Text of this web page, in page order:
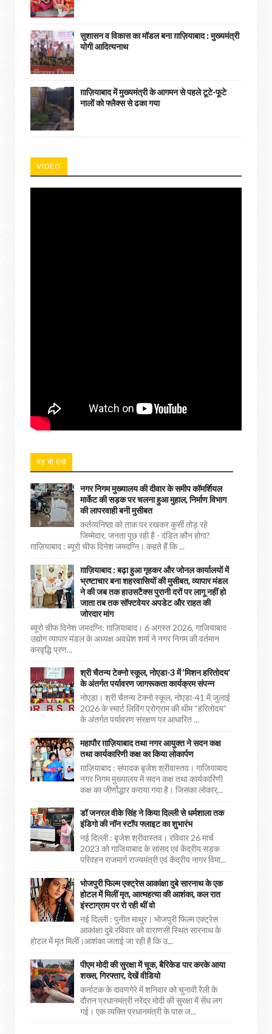
सुशासन व विकास का मॉडल बना ग़ाज़ियाबाद : ​मुख्यमंत्री
योगी आदित्यनाथ
ग़ाज़ियाबाद में मुख्यमंत्री के आगमन से पहले टूटे-फूटे
नालों को फ्लैक्स से ढका गया
VIDEO
यह भी देखें
नगर निगम मुख्यालय की दीवार के समीप कॉमर्शियल
मार्केट की सड़क पर चलना हुआ मुहाल, निर्माण विभाग
की लापरवाही बनी मुसीबत
कर्तव्यनिष्ठा को ताक पर रखकर कुर्सी तोड़ रहे
जिम्मेदार, जनता पूछ रही है - दंडित कौन होगा?
ग़ाज़ियाबाद : ब्यूरो चीफ दिनेश जमदग्नि। कहते हैं कि ...
ग़ाज़ियाबाद : बढ़ा हुआ गृहकर और जोनल कार्यालयों में
भ्रष्टाचार बना शहरवासियों की मुसीबत, व्यापार मंडल
ने की जब तक हाउसटैक्स पुरानी दरों पर लागू नहीं हो
जाता तब तक सॉफ्टवेयर अपडेट और राहत की
जोरदार मांग
ब्यूरो चीफ दिनेश जमदग्नि: ग़ाज़ियाबाद। 6 अगस्त 2026, गाजियाबाद
उद्योग व्यापार मंडल के अध्यक्ष अवधेश शर्मा ने नगर निगम की वर्तमान
करवृद्धि प्रण...
श्री चैतन्य टेक्नो स्कूल, नोएडा-3 में ‘मिशन हरितोदय’
के अंतर्गत पर्यावरण जागरूकता कार्यक्रम संपन्न
नोएडा। श्री चैतन्य टेक्नो स्कूल, नोएडा-41 में जुलाई
2026 के स्मार्ट लिविंग प्रोग्राम की थीम “हरितोदय”
के अंतर्गत पर्यावरण संरक्षण पर आधारित ...
महापौर ग़ाज़ियाबाद तथा नगर आयुक्त ने सदन कक्ष
तथा कार्यकारिणी कक्ष का किया लोकार्पण
ग़ाज़ियाबाद : संपादक बृजेश श्रीवास्तव। गाजियाबाद
नगर निगम मुख्यालय में सदन कक्ष तथा कार्यकारिणी
कक्ष का जीर्णोद्धार कराया गया है। जिसका लोकार्...
डॉ जनरल वीके सिंह ने किया दिल्ली से धर्मशाला तक
इंडिगो की नॉन स्टॉप फ्लाइट का शुभारंभ
नई दिल्ली : बृजेश श्रीवास्तव। रविवार 26 मार्च
2023 को गाजियाबाद के सांसद एवं केंद्रीय सड़क
परिवहन राजमार्ग राज्यमंत्री एवं केंद्रीय नागर विमा...
भोजपुरी फिल्म एक्ट्रेस आकांक्षा दुबे सारनाथ के एक
होटल में मिलीं मृत, आत्महत्या की आशंका, कल रात
इंस्टाग्राम पर रो रही थीं वो
नई दिल्ली : पुनीत माथुर। भोजपुरी फिल्म एक्ट्रेस
आकांक्षा दुबे रविवार को वाराणसी स्थित सारनाथ के
होटल में मृत मिलीं।आशंका जताई जा रही है कि उ...
पीएम मोदी की सुरक्षा में चूक, बैरिकेड पार करके आया
शख्स, गिरफ्तार, देखें वीडियो
कर्नाटक के दावणगेरे में शनिवार को चुनावी रैली के
दौरान प्रधानमंत्री नरेंद्र मोदी की सुरक्षा में सेंध लग
गई। एक व्यक्ति प्रधानमंत्री के पास ज...